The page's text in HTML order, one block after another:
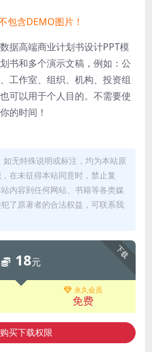
包含DEMO图片！
据高端商业计划书设计PPT模
书和多个演示文稿，例如：公
工作室、组织、机构、投资组
可以用于个人目的。不需要使
的时间！
如无特殊说明或标注，均为本站原
在未征得本站同意时，禁止复
内容到任何网站、书籍等各类媒
了原著者的合法权益，可联系我
下载
18元
永久会员
免费
购买下载权限